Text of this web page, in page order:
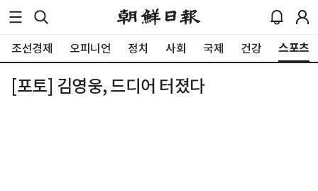
조선경제 오피니언 정치 사회 국제 건강 스포츠
[포토] 김영웅, 드디어 터졌다